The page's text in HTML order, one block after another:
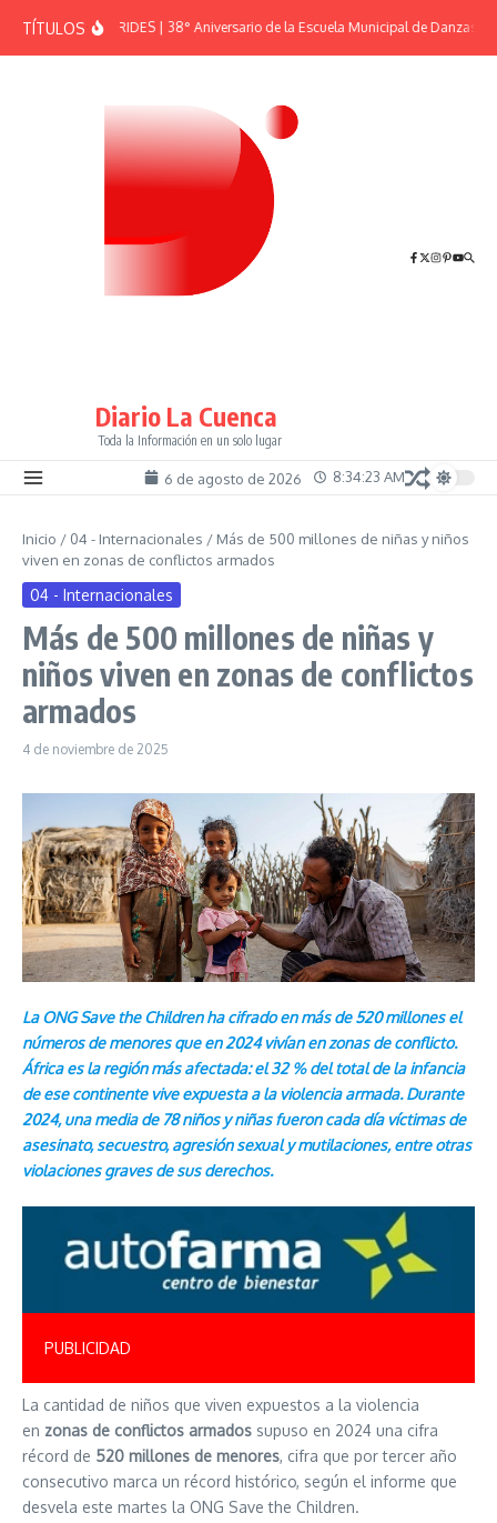
TÍTULOSEFEMÉRIDES | 38° Aniversario de la Escuela Municipal de Danzas “El
Diario La Cuenca
Toda la Información en un solo lugar
6 de agosto de 2026 8:34:23 AM
Inicio / 04 - Internacionales / Más de 500 millones de niñas y niños
viven en zonas de conflictos armados
04 - Internacionales
Más de 500 millones de niñas y
niños viven en zonas de conflictos
armados
4 de noviembre de 2025
La ONG Save the Children ha cifrado en más de 520 millones el
números de menores que en 2024 vivían en zonas de conflicto.
África es la región más afectada: el 32 % del total de la infancia
de ese continente vive expuesta a la violencia armada. Durante
2024, una media de 78 niños y niñas fueron cada día víctimas de
asesinato, secuestro, agresión sexual y mutilaciones, entre otras
violaciones graves de sus derechos.
PUBLICIDAD
La cantidad de niños que viven expuestos a la violencia
en zonas de conflictos armados supuso en 2024 una cifra
récord de 520 millones de menores, cifra que por tercer año
consecutivo marca un récord histórico, según el informe que
desvela este martes la ONG Save the Children.